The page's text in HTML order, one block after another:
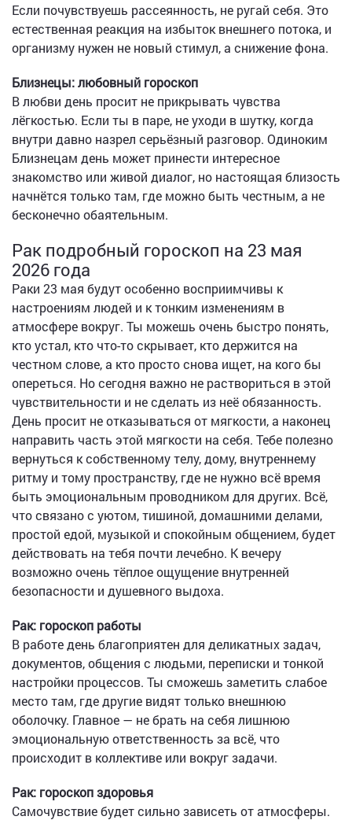
Если почувствуешь рассеянность, не ругай себя. Это
естественная реакция на избыток внешнего потока, и
организму нужен не новый стимул, а снижение фона.
Близнецы: любовный гороскоп
В любви день просит не прикрывать чувства
лёгкостью. Если ты в паре, не уходи в шутку, когда
внутри давно назрел серьёзный разговор. Одиноким
Близнецам день может принести интересное
знакомство или живой диалог, но настоящая близость
начнётся только там, где можно быть честным, а не
бесконечно обаятельным.
Рак подробный гороскоп на 23 мая
2026 года
Раки 23 мая будут особенно восприимчивы к
настроениям людей и к тонким изменениям в
атмосфере вокруг. Ты можешь очень быстро понять,
кто устал, кто что-то скрывает, кто держится на
честном слове, а кто просто снова ищет, на кого бы
опереться. Но сегодня важно не раствориться в этой
чувствительности и не сделать из неё обязанность.
День просит не отказываться от мягкости, а наконец
направить часть этой мягкости на себя. Тебе полезно
вернуться к собственному телу, дому, внутреннему
ритму и тому пространству, где не нужно всё время
быть эмоциональным проводником для других. Всё,
что связано с уютом, тишиной, домашними делами,
простой едой, музыкой и спокойным общением, будет
действовать на тебя почти лечебно. К вечеру
возможно очень тёплое ощущение внутренней
безопасности и душевного выдоха.
Рак: гороскоп работы
В работе день благоприятен для деликатных задач,
документов, общения с людьми, переписки и тонкой
настройки процессов. Ты сможешь заметить слабое
место там, где другие видят только внешнюю
оболочку. Главное — не брать на себя лишнюю
эмоциональную ответственность за всё, что
происходит в коллективе или вокруг задачи.
Рак: гороскоп здоровья
Самочувствие будет сильно зависеть от атмосферы.